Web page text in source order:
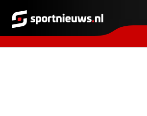
Sportnieuws.nl